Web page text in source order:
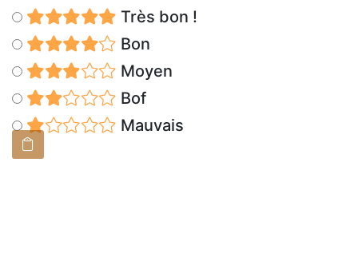
Très bon !
Bon
Moyen
Bof
Mauvais